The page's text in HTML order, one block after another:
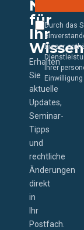
für
Ihr
Wissen
Erhalten
Sie
aktuelle
Updates,
Seminar-
Tipps
und
rechtliche
Änderungen
direkt
in
Ihr
Postfach.
Durch das
Dieser
Ihrer
Einwilligung